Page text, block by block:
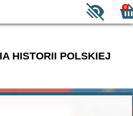
0
HISTORII POLSKIEJ